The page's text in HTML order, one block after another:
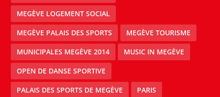
MEGÈVE LOGEMENT SOCIAL
MEGÈVE PALAIS DES SPORTS MEGÈVE TOURISME
MUNICIPALES MEGÈVE 2014 MUSIC IN MEGÈVE
OPEN DE DANSE SPORTIVE
PALAIS DES SPORTS DE MEGÈVE PARIS